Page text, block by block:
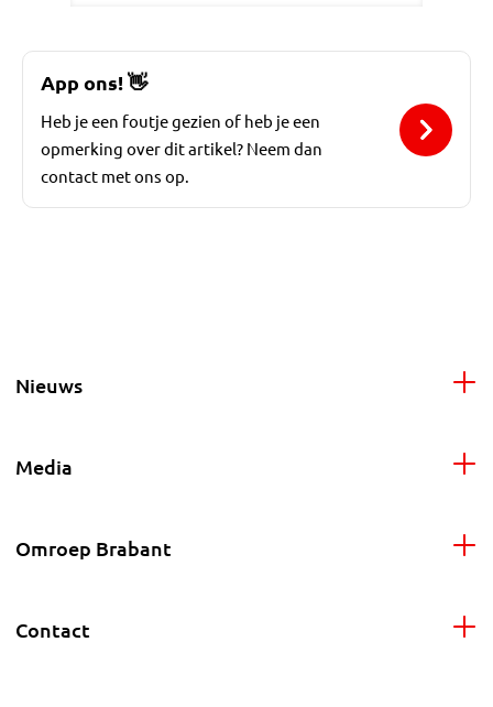
App ons!👋
Heb je een foutje gezien of heb je een
opmerking over dit artikel? Neem dan
contact met ons op.
Nieuws
Media
Omroep Brabant
Contact